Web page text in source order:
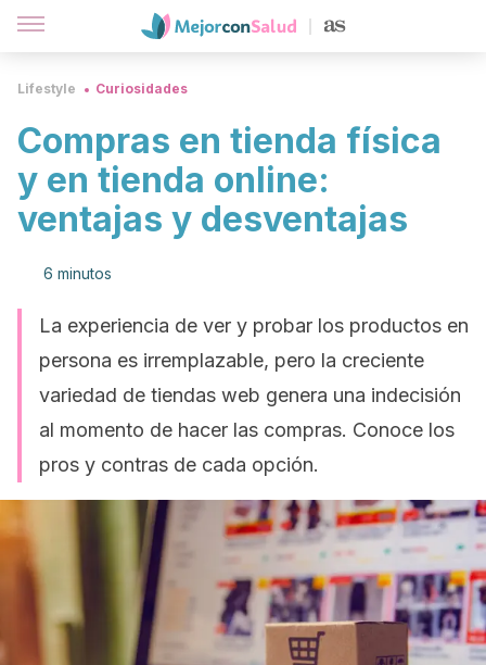
Lifestyle Curiosidades
Compras en tienda física
y en tienda online:
ventajas y desventajas
6 minutos
La experiencia de ver y probar los productos en
persona es irremplazable, pero la creciente
variedad de tiendas web genera una indecisión
al momento de hacer las compras. Conoce los
pros y contras de cada opción.